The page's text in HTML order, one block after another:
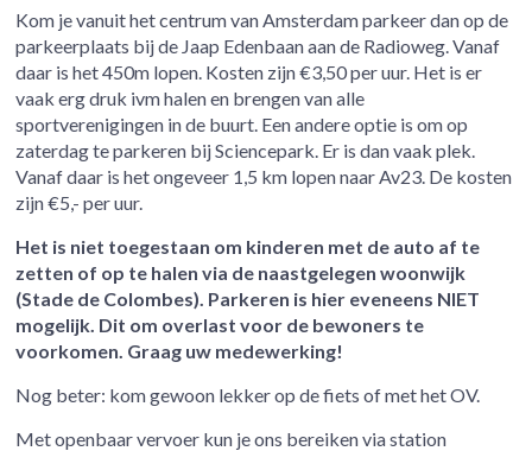
Kom je vanuit het centrum van Amsterdam parkeer dan op de
parkeerplaats bij de Jaap Edenbaan aan de Radioweg. Vanaf
daar is het 450m lopen. Kosten zijn €3,50 per uur. Het is er
vaak erg druk ivm halen en brengen van alle
sportverenigingen in de buurt. Een andere optie is om op
zaterdag te parkeren bij Sciencepark. Er is dan vaak plek.
Vanaf daar is het ongeveer 1,5 km lopen naar Av23. De kosten
zijn €5,- per uur.
Het is niet toegestaan om kinderen met de auto af te
zetten of op te halen via de naastgelegen woonwijk
(Stade de Colombes). Parkeren is hier eveneens NIET
mogelijk. Dit om overlast voor de bewoners te
voorkomen. Graag uw medewerking!
Nog beter: kom gewoon lekker op de fiets of met het OV.
Met openbaar vervoer kun je ons bereiken via station